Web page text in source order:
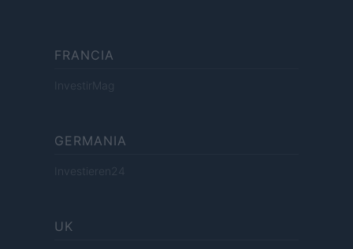
FRANCIA
InvestirMag
GERMANIA
Investieren24
UK